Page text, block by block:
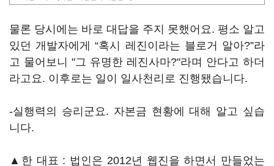
물론 당시에는 바로 대답을 주지 못했어요. 평소 알고
있던 개발자에게 “혹시 레진이라는 블로거 알아?”라
고 물어보니 "그 유명한 레진사마?"라며 안다고 하더
라고요. 이후로는 일이 일사천리로 진행됐습니다.
-실행력의 승리군요. 자본금 현황에 대해 알고 싶습
니다.
▲한 대표 : 법인은 2012년 웹진을 하면서 만들었는